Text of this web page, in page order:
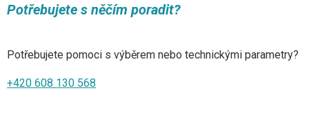
Potřebujete s něčím poradit?
Potřebujete pomoci s výběrem nebo technickými parametry?
+420 608 130 568